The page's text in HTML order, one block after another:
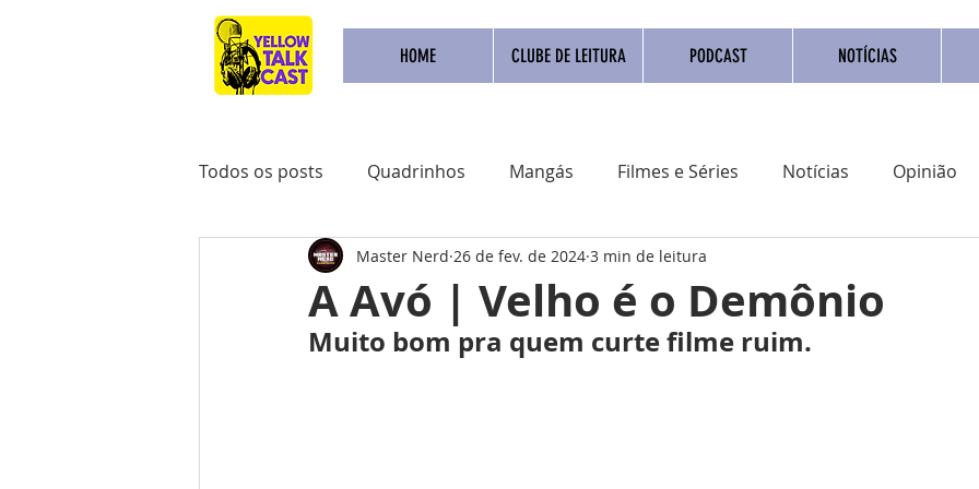
HOME CLUBE DE LEITURA PODCAST NOTÍCIAS
Todos os posts Quadrinhos Mangás Filmes e Séries Notícias Opinião
Achadinhos do Kindle Quadrinho Nacional Quadrinho digital
Pré Venda Comidas Eventos Resenha Clube do livro
A Avó | Velho é o Demônio
Master Nerd 26 de fev. de 2024 3 min de leitura
Muito bom pra quem curte filme ruim.